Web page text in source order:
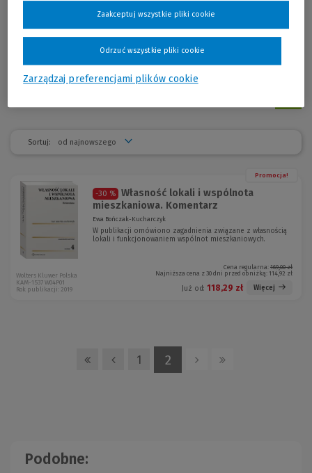
wieloma ustawami (m.in. w latach 1998–2001, gdy była wiceprezesem
Urzędu Mieszkalnictwa i Rozwoju Miast). Współpracowała z Wyższą
Szkołą Gospodarowania Nieruchomościami w Warszawie,
ekspert i członek rady tego banku). W 2017 r. weszła w skład
Sortuj:
Promocja!
-30 %
Własność lokali i wspólnota
mieszkaniowa. Komentarz
Ewa Bończak-Kucharczyk
W publikacji omówiono zagadnienia związane z własnością
lokali i funkcjonowaniem wspólnot mieszkaniowych.
Cena regularna: 169,00 zł
Najniższa cena z 30 dni przed obniżką: 114,92 zł
Już od: 118,29 zł Więcej
Wolters Kluwer Polska
KAM-1537 W04P01
Rok publikacji: 2019
1 2
Podobne:
Zarządzaj preferencjami plików cookie
Odrzuć wszystkie pliki cookie
Zaakceptuj wszystkie pliki cookie